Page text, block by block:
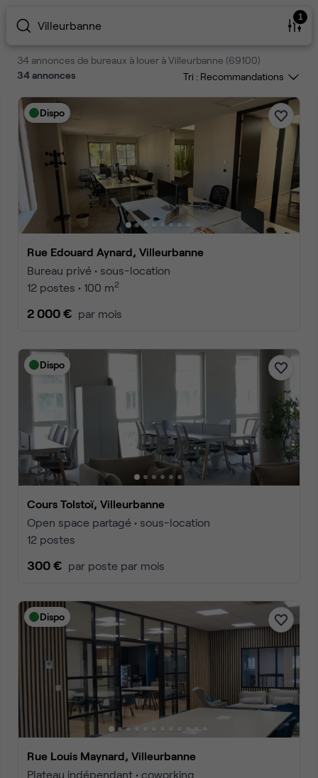
Villeurbanne
1
34 annonces de bureaux à louer à Villeurbanne (69100)
34annonces Tri :
Dispo
Rue Edouard Aynard, Villeurbanne
Bureau privé • sous-location
12 postes • 100 m2
2 000 € par mois
Dispo
Cours Tolstoï, Villeurbanne
Open space partagé • sous-location
12 postes
300 € par poste par mois
Dispo
Rue Louis Maynard, Villeurbanne
Plateau indépendant • coworking